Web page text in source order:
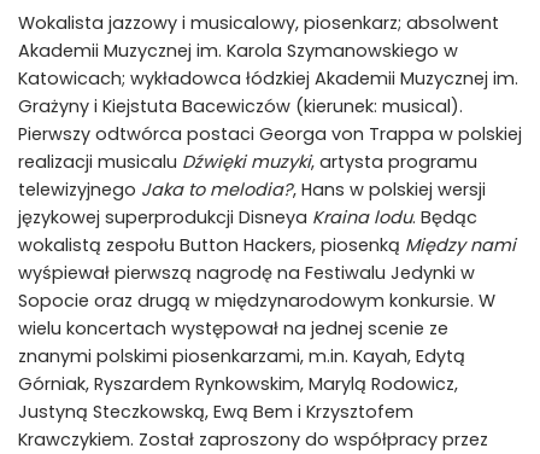
Wokalista jazzowy i musicalowy, piosenkarz; absolwent
Akademii Muzycznej im. Karola Szymanowskiego w
Katowicach; wykładowca łódzkiej Akademii Muzycznej im.
Grażyny i Kiejstuta Bacewiczów (kierunek: musical).
Pierwszy odtwórca postaci Georga von Trappa w polskiej
realizacji musicalu Dźwięki muzyki, artysta programu
telewizyjnego Jaka to melodia?, Hans w polskiej wersji
językowej superprodukcji Disneya Kraina lodu. Będąc
wokalistą zespołu Button Hackers, piosenką Między nami
wyśpiewał pierwszą nagrodę na Festiwalu Jedynki w
Sopocie oraz drugą w międzynarodowym konkursie. W
wielu koncertach występował na jednej scenie ze
znanymi polskimi piosenkarzami, m.in. Kayah, Edytą
Górniak, Ryszardem Rynkowskim, Marylą Rodowicz,
Justyną Steczkowską, Ewą Bem i Krzysztofem
Krawczykiem. Został zaproszony do współpracy przez